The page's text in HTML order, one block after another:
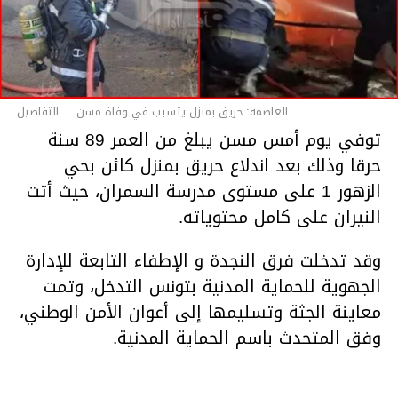
العاصمة: حريق بمنزل يتسبب في وفاة مسن ... التفاصيل
توفي يوم أمس مسن يبلغ من العمر 89 سنة
حرقا وذلك بعد اندلاع حريق بمنزل كائن بحي
الزهور 1 على مستوى مدرسة السمران، حيث أتت
النيران على كامل محتوياته.
وقد تدخلت فرق النجدة و الإطفاء التابعة للإدارة
الجهوية للحماية المدنية بتونس التدخل، وتمت
معاينة الجثة وتسليمها إلى أعوان الأمن الوطني،
وفق المتحدث باسم الحماية المدنية.